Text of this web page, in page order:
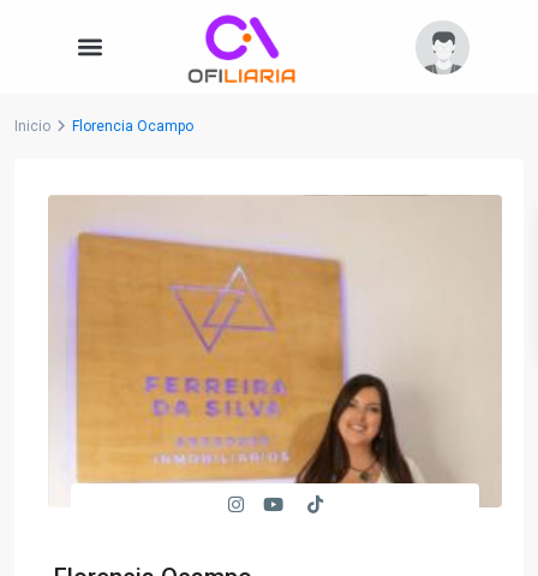
Inicio Florencia Ocampo